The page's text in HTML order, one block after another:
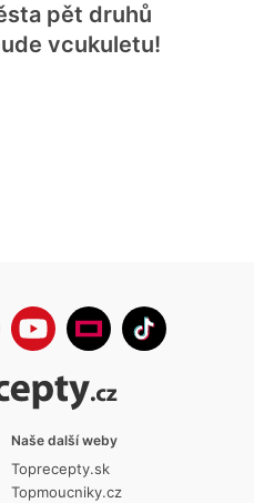
pět druhů
vcukuletu!
Naše další weby
Toprecepty.sk
Topmoucniky.cz